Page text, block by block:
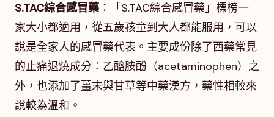
S.TAC綜合感冒藥 ：「S.TAC綜合感冒藥」標榜一
家大小都適用，從五歲孩童到大人都能服用，可以
說是全家人的感冒藥代表。主要成份除了西藥常見
的止痛退燒成分：乙醯胺酚（acetaminophen）之
外，也添加了薑末與甘草等中藥漢方，藥性相較來
說較為溫和。